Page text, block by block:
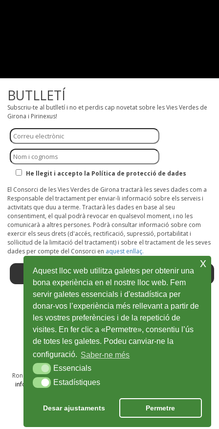
BUTLLETÍ
Subscriu-te al butlletí i no et perdis cap novetat sobre les Vies Verdes de
Girona i Pirinexus!
He llegit i accepto la Política de protecció de dades
El Consorci de les Vies Verdes de Girona tractarà les seves dades com a
Responsable del tractament per enviar-li informació sobre els serveis i
activitats que duu a terme. Tractarà les dades en base al seu
consentiment, el qual podrà revocar en qualsevol moment, i no les
comunicarà a altres persones. Podrà consultar informació sobre com
exercir els seus drets (d'accés, rectificació, supressió, portabilitat i
sol·licitud de la limitació del tractament) i sobre el tractament de les seves
dades per compte del Consorci en aquest enllaç.
Facebook
Obre
en
una
finestra
nova
Twitter
Obre
en
una
finestra
nova
Youtube
Obre
en
una
finestra
Instagram
Obre
en
una
finestra
Wikiloc
Obre
en
una
finestra
Ronda Sant Antoni Maria Claret, 28A, 1r · 17002 Girona · T 972 48 69 50
info@viesverdes.org· 2025 © Consorci de les Vies Verdes de Girona
Política de privacitat Cookies Crèdits
Aquest lloc web utilitza galetes per obtenir una
bona experiència en el nostre lloc web. Fem
servir galetes essencials i d'estadística per
donar-vos l’experiència més rellevant a partir de
les vostres preferències i de la repetició de
visites. En fer clic a «Permetre», consentiu l’ús
de totes les galetes. Podeu canviar-ne la
configuració. Saber-ne més
EssencialsEssencials
Estadístiques
Estadístiques
Desar ajustaments Permetre
x